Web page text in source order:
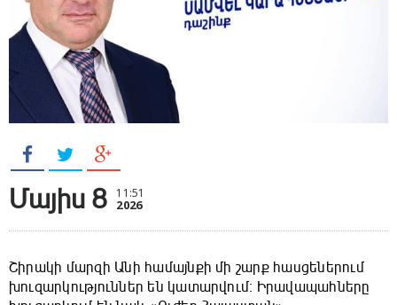
Մայիս 8 11:51
2026
Շիրակի մարզի Անի համայնքի մի շարք հասցեներում
խուզարկություններ են կատարվում։ Իրավապահները